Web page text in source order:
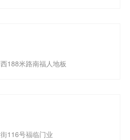
188米路南福人地板
116号福临门业